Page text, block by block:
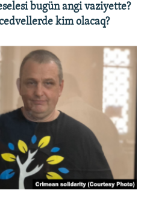
bugün angi vaziyette?
kim olacaq?